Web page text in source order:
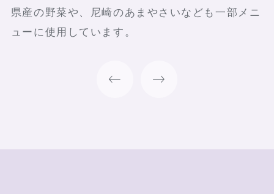
にも気軽にお楽しみいただける朝食ブッフェで
す。
県産の野菜や、尼崎のあまやさいなども一部メニ
ューに使用しています。